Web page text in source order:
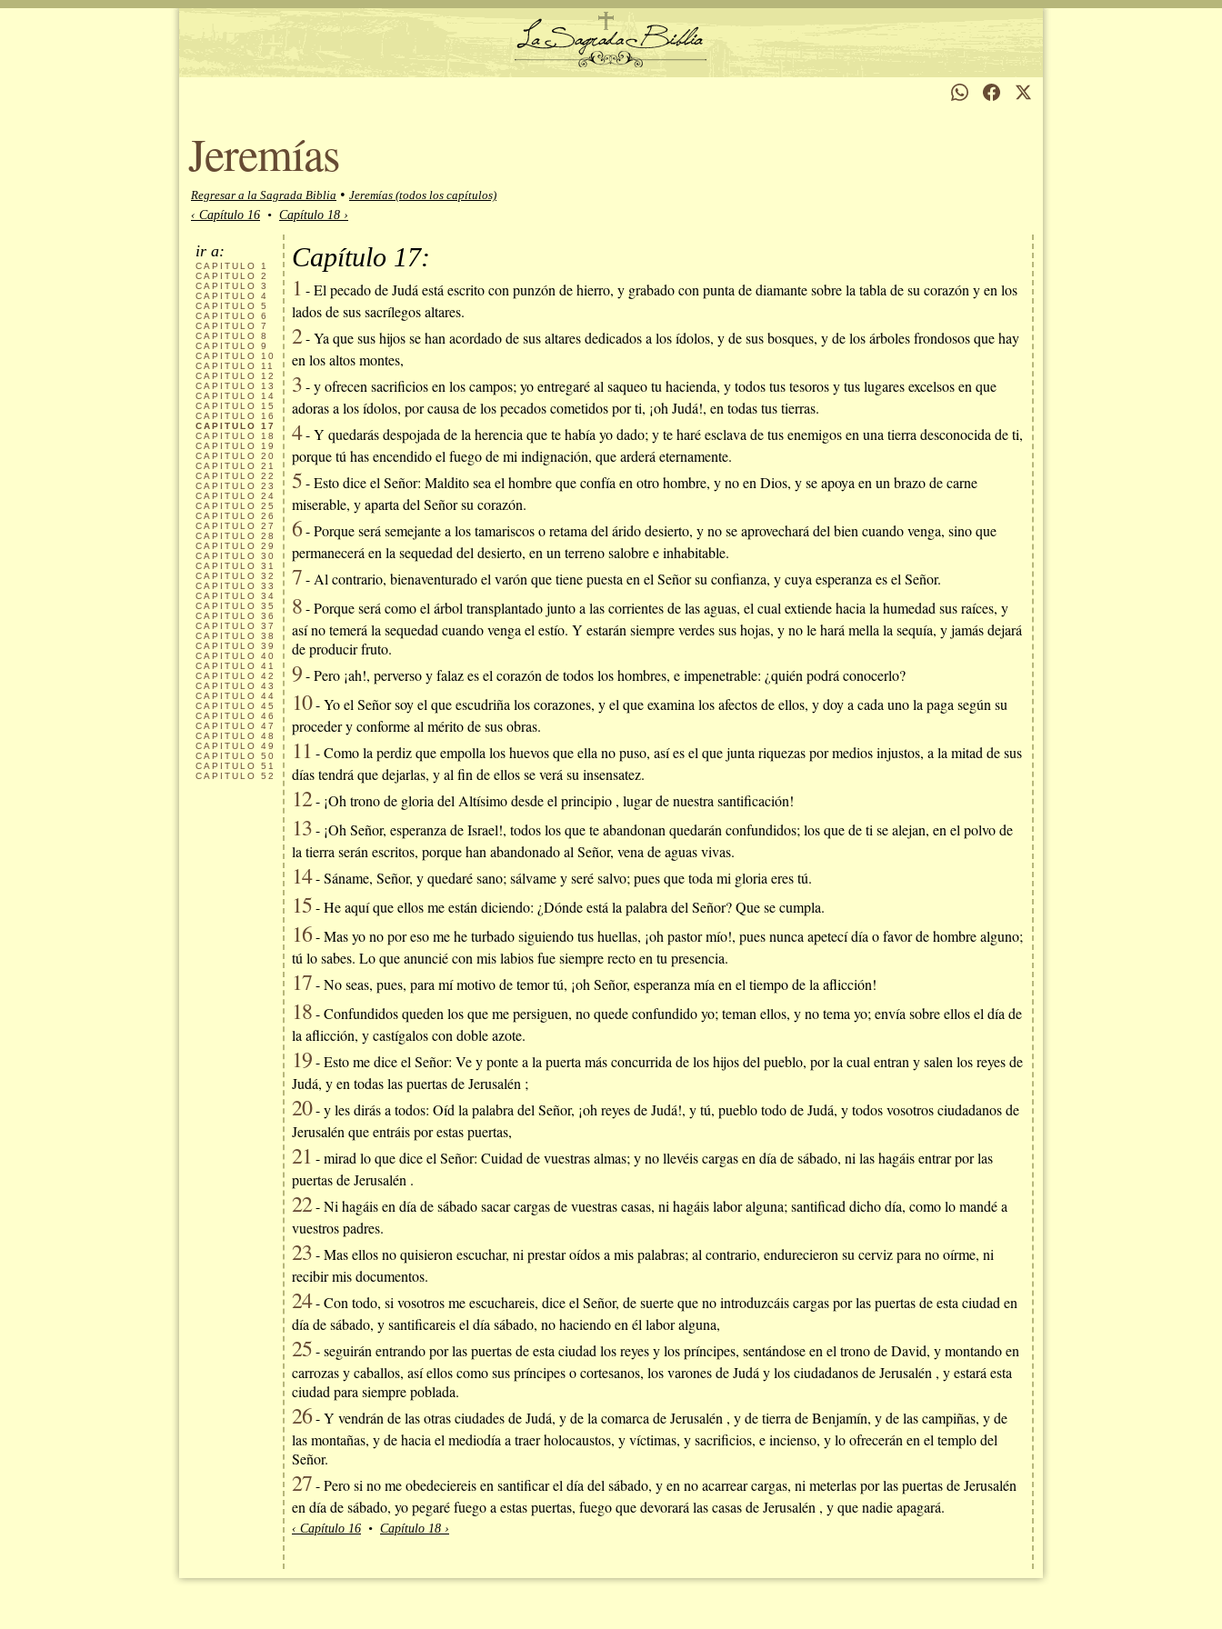
Jeremías
Regresar a la Sagrada Biblia • Jeremías (todos los capítulos)
‹ Capítulo 16 • Capítulo 18 ›
ir a:
CAPITULO
1
CAPITULO
2
CAPITULO
3
CAPITULO
4
CAPITULO
5
CAPITULO
6
CAPITULO
7
CAPITULO
8
CAPITULO
9
CAPITULO
10
CAPITULO
11
CAPITULO
12
CAPITULO
13
CAPITULO
14
CAPITULO
15
CAPITULO
16
CAPITULO
17
CAPITULO
18
CAPITULO
19
CAPITULO
20
CAPITULO
21
CAPITULO
22
CAPITULO
23
CAPITULO
24
CAPITULO
25
CAPITULO
26
CAPITULO
27
CAPITULO
28
CAPITULO
29
CAPITULO
30
CAPITULO
31
CAPITULO
32
CAPITULO
33
CAPITULO
34
CAPITULO
35
CAPITULO
36
CAPITULO
37
CAPITULO
38
CAPITULO
39
CAPITULO
40
CAPITULO
41
CAPITULO
42
CAPITULO
43
CAPITULO
44
CAPITULO
45
CAPITULO
46
CAPITULO
47
CAPITULO
48
CAPITULO
49
CAPITULO
50
CAPITULO
51
CAPITULO
52
Capítulo 17:
1 - El pecado de Judá está escrito con punzón de hierro, y grabado con punta de diamante sobre la tabla de su corazón y en los
lados de sus sacrílegos altares.
2- Ya que sus hijos se han acordado de sus altares dedicados a los ídolos, y de sus bosques, y de los árboles frondosos que hay
en los altos montes,
3- y ofrecen sacrificios en los campos; yo entregaré al saqueo tu hacienda, y todos tus tesoros y tus lugares excelsos en que
adoras a los ídolos, por causa de los pecados cometidos por ti, ¡oh Judá!, en todas tus tierras.
4- Y quedarás despojada de la herencia que te había yo dado; y te haré esclava de tus enemigos en una tierra desconocida de ti,
porque tú has encendido el fuego de mi indignación, que arderá eternamente.
5- Esto dice el Señor: Maldito sea el hombre que confía en otro hombre, y no en Dios, y se apoya en un brazo de carne
miserable, y aparta del Señor su corazón.
6- Porque será semejante a los tamariscos o retama del árido desierto, y no se aprovechará del bien cuando venga, sino que
permanecerá en la sequedad del desierto, en un terreno salobre e inhabitable.
7- Al contrario, bienaventurado el varón que tiene puesta en el Señor su confianza, y cuya esperanza es el Señor.
8- Porque será como el árbol transplantado junto a las corrientes de las aguas, el cual extiende hacia la humedad sus raíces, y
así no temerá la sequedad cuando venga el estío. Y estarán siempre verdes sus hojas, y no le hará mella la sequía, y jamás dejará
de producir fruto.
9- Pero ¡ah!, perverso y falaz es el corazón de todos los hombres, e impenetrable: ¿quién podrá conocerlo?
10- Yo el Señor soy el que escudriña los corazones, y el que examina los afectos de ellos, y doy a cada uno la paga según su
proceder y conforme al mérito de sus obras.
11 - Como la perdiz que empolla los huevos que ella no puso, así es el que junta riquezas por medios injustos, a la mitad de sus
días tendrá que dejarlas, y al fin de ellos se verá su insensatez.
12- ¡Oh trono de gloria del Altísimo desde el principio , lugar de nuestra santificación!
13- ¡Oh Señor, esperanza de Israel!, todos los que te abandonan quedarán confundidos; los que de ti se alejan, en el polvo de
la tierra serán escritos, porque han abandonado al Señor, vena de aguas vivas.
14- Sáname, Señor, y quedaré sano; sálvame y seré salvo; pues que toda mi gloria eres tú.
15- He aquí que ellos me están diciendo: ¿Dónde está la palabra del Señor? Que se cumpla.
16- Mas yo no por eso me he turbado siguiendo tus huellas, ¡oh pastor mío!, pues nunca apetecí día o favor de hombre alguno;
tú lo sabes. Lo que anuncié con mis labios fue siempre recto en tu presencia.
17- No seas, pues, para mí motivo de temor tú, ¡oh Señor, esperanza mía en el tiempo de la aflicción!
18- Confundidos queden los que me persiguen, no quede confundido yo; teman ellos, y no tema yo; envía sobre ellos el día de
la aflicción, y castígalos con doble azote.
19- Esto me dice el Señor: Ve y ponte a la puerta más concurrida de los hijos del pueblo, por la cual entran y salen los reyes de
Judá, y en todas las puertas de Jerusalén ;
20- y les dirás a todos: Oíd la palabra del Señor, ¡oh reyes de Judá!, y tú, pueblo todo de Judá, y todos vosotros ciudadanos de
Jerusalén que entráis por estas puertas,
21 - mirad lo que dice el Señor: Cuidad de vuestras almas; y no llevéis cargas en día de sábado, ni las hagáis entrar por las
puertas de Jerusalén .
22- Ni hagáis en día de sábado sacar cargas de vuestras casas, ni hagáis labor alguna; santificad dicho día, como lo mandé a
vuestros padres.
23- Mas ellos no quisieron escuchar, ni prestar oídos a mis palabras; al contrario, endurecieron su cerviz para no oírme, ni
recibir mis documentos.
24- Con todo, si vosotros me escuchareis, dice el Señor, de suerte que no introduzcáis cargas por las puertas de esta ciudad en
día de sábado, y santificareis el día sábado, no haciendo en él labor alguna,
25- seguirán entrando por las puertas de esta ciudad los reyes y los príncipes, sentándose en el trono de David, y montando en
carrozas y caballos, así ellos como sus príncipes o cortesanos, los varones de Judá y los ciudadanos de Jerusalén , y estará esta
ciudad para siempre poblada.
26- Y vendrán de las otras ciudades de Judá, y de la comarca de Jerusalén , y de tierra de Benjamín, y de las campiñas, y de
las montañas, y de hacia el mediodía a traer holocaustos, y víctimas, y sacrificios, e incienso, y lo ofrecerán en el templo del
Señor.
27- Pero si no me obedeciereis en santificar el día del sábado, y en no acarrear cargas, ni meterlas por las puertas de Jerusalén
en día de sábado, yo pegaré fuego a estas puertas, fuego que devorará las casas de Jerusalén , y que nadie apagará.
‹ Capítulo 16 • Capítulo 18 ›